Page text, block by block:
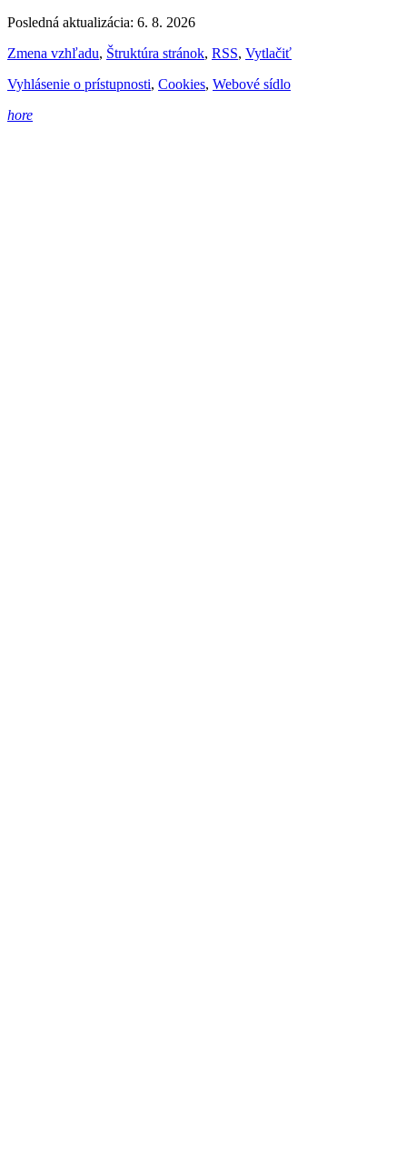
Posledná aktualizácia: 6. 8. 2026
Zmena vzhľadu, Štruktúra stránok, RSS, Vytlačiť
Vyhlásenie o prístupnosti, Cookies, Webové sídlo
hore